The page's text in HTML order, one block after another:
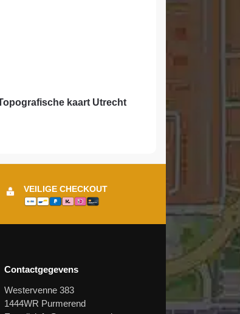
kaart Utrecht
VEILIGE CHECKOUT
Contactgegevens
Westervenne 383
1444WR Purmerend